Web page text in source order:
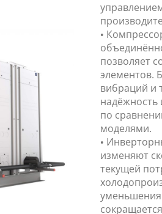
•
позволяет
элементов.
вибраций и
надёжность
по
моделями.
•
изменяют
текущей
уменьшения